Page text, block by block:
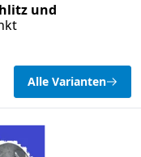
und
Alle Varianten